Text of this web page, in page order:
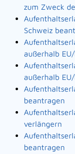
zum Zweck
Schweiz
außerhalb
außerhalb
beantragen
verlängern
beantragen